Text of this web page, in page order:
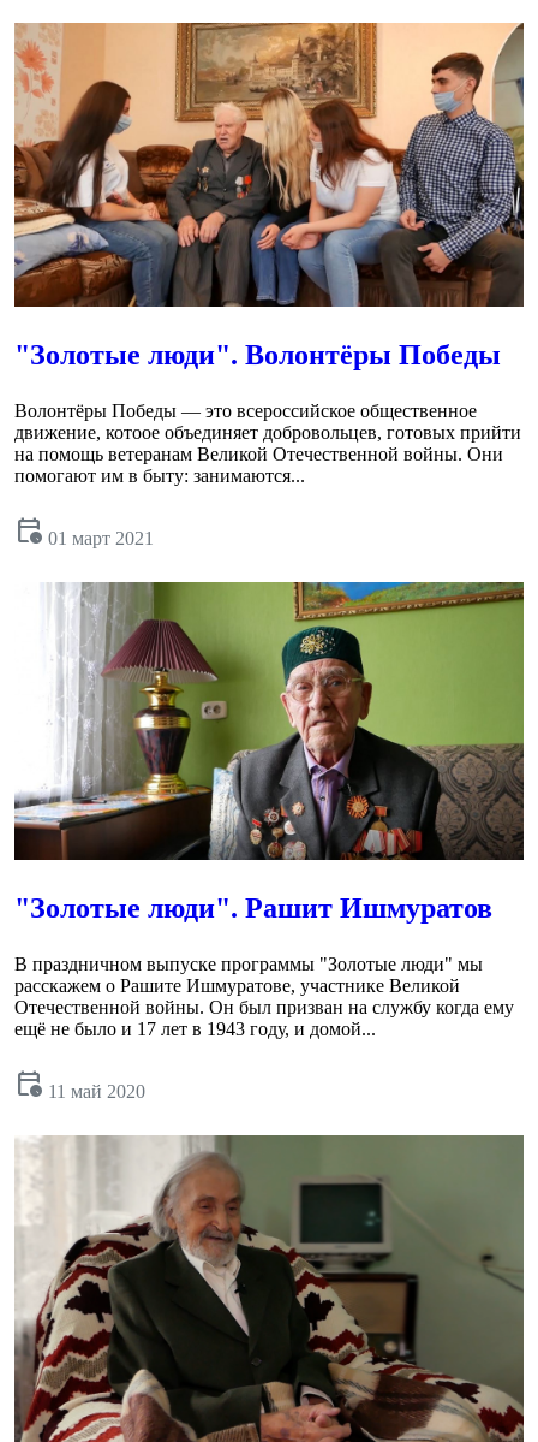
"Золотые люди". Волонтёры Победы
Волонтёры Победы — это всероссийское общественное
движение, котоое объединяет добровольцев, готовых прийти
на помощь ветеранам Великой Отечественной войны. Они
помогают им в быту: занимаются...
calendar_clock 01 март 2021
"Золотые люди". Рашит Ишмуратов
В праздничном выпуске программы "Золотые люди" мы
расскажем о Рашите Ишмуратове, участнике Великой
Отечественной войны. Он был призван на службу когда ему
ещё не было и 17 лет в 1943 году, и домой...
calendar_clock 11 май 2020